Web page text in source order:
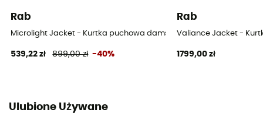
Rab
Microlight Jacket - Kurtka puchowa damski
539,22 zł 899,00 zł -40%
Rab
Valiance Jacket -
1799,00 zł
Ulubione Używane